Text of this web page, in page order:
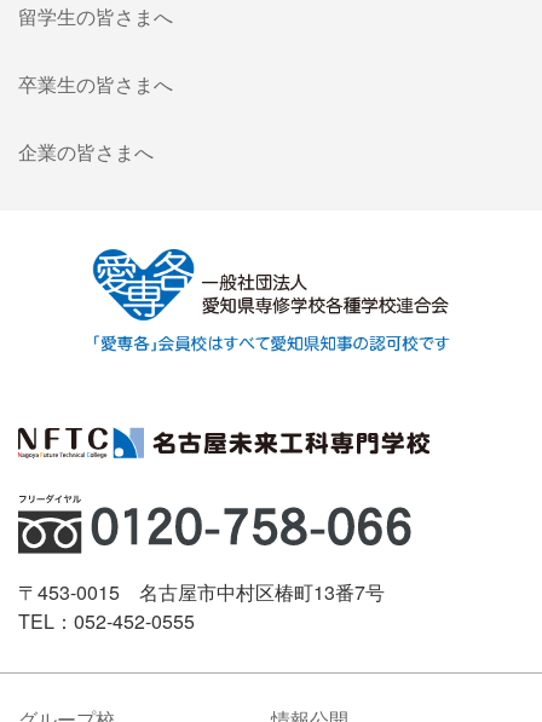
留学生の皆さまへ
卒業生の皆さまへ
企業の皆さまへ
〒453-0015 名古屋市中村区椿町13番7号
TEL：052-452-0555